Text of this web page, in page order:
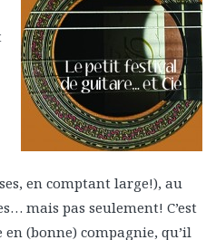
en comptant large!), au
mais pas seulement! C’est
(bonne) compagnie, qu’il